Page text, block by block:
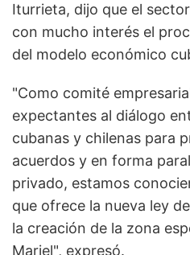
Iturrieta, dijo que el
con mucho interés el
del modelo económico
"Como comité
expectantes al diálogo
cubanas y chilenas para
acuerdos y en forma
privado, estamos
que ofrece la nueva ley
la creación de la zona
Mariel", expresó.